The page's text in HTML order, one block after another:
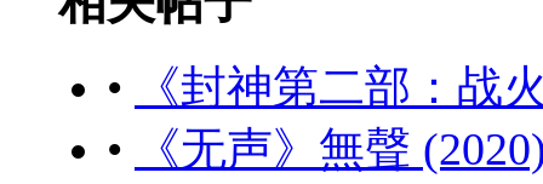
•
《封神第二部：战
•
《无声》無聲